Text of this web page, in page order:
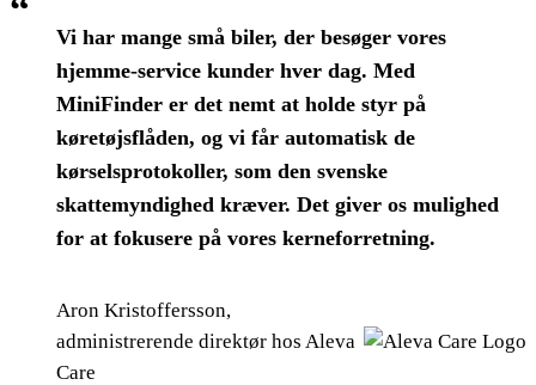
Vi har mange små biler, der besøger vores
hjemme-service kunder hver dag. Med
MiniFinder er det nemt at holde styr på
køretøjsflåden, og vi får automatisk de
kørselsprotokoller, som den svenske
skattemyndighed kræver. Det giver os mulighed
for at fokusere på vores kerneforretning.
Aron Kristoffersson,
administrerende direktør hos Aleva
Care